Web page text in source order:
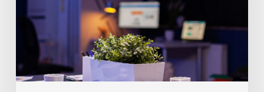
indisponibilidade
de
bens